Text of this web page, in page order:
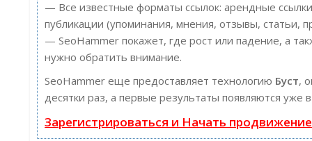
— Все известные форматы ссылок: арендные
публикации (упоминания, мнения, отзывы, статьи,
— SeoHammer покажет, где рост или падение, а
нужно обратить внимание.
SeoHammer еще предоставляет технологию Буст,
десятки раз, а первые результаты появляются уже
Зарегистрироваться и Начать продвижение